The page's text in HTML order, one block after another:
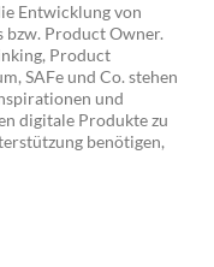
Entwicklung von
bzw. Product Owner.
Product
SAFe und Co. stehen
und
digitale Produkte zu
benötigen,